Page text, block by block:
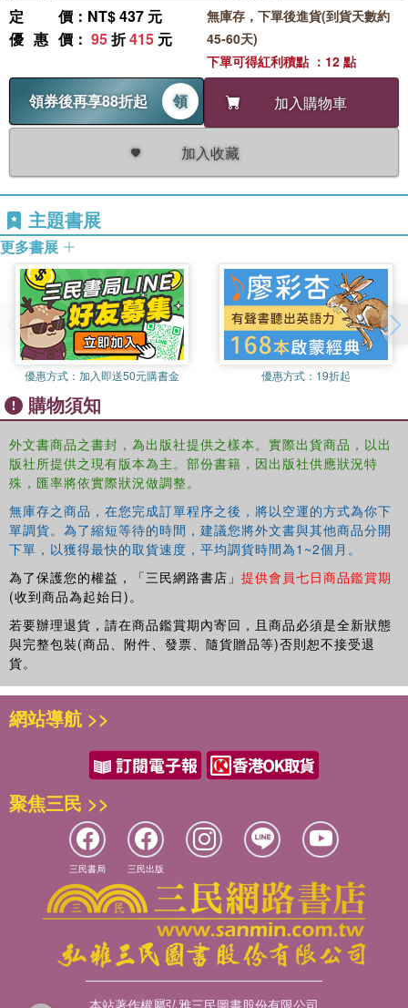
定價 ：NT$ 437 元
優惠價 ： 95折415 元
領券後再享88折起 領 加入購物車
加入收藏
無庫存，下單後進貨(到貨天數約
45-60天)
下單可得紅利積點 ：12 點
主題書展
更多書展
優惠方式： 加入即送50元購書金 優惠方式： 19折起
購物須知
外文書商品之書封，為出版社提供之樣本。實際出貨商品，以出
版社所提供之現有版本為主。部份書籍，因出版社供應狀況特
殊，匯率將依實際狀況做調整。
無庫存之商品，在您完成訂單程序之後，將以空運的方式為你下
單調貨。為了縮短等待的時間，建議您將外文書與其他商品分開
下單，以獲得最快的取貨速度，平均調貨時間為1~2個月。
為了保護您的權益，「三民網路書店」 提供會員七日商品鑑賞期
(收到商品為起始日)。
若要辦理退貨，請在商品鑑賞期內寄回，且商品必須是全新狀態
與完整包裝(商品、附件、發票、隨貨贈品等)否則恕不接受退
貨。
網站導航 >>
聚焦三民 >>
三民書局 三民出版
本站著作權屬弘雅三民圖書股份有限公司